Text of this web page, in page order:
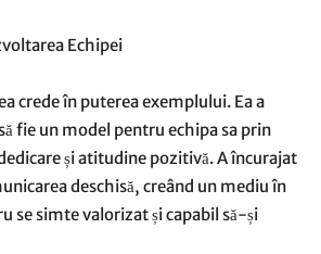
Echipei
crede în puterea exemplului. Ea a
fie un model pentru echipa sa prin
și atitudine pozitivă. A încurajat
deschisă, creând un mediu în
se simte valorizat și capabil să-și